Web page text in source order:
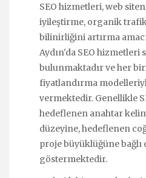
SEO hizmetleri, web
iyileştirme, organik
bilinirliğini artırma
Aydın'da SEO hizmetleri
bulunmaktadır ve her
fiyatlandırma
vermektedir. Genellikle
hedeflenen anahtar
düzeyine, hedeflenen
proje büyüklüğüne
göstermektedir.